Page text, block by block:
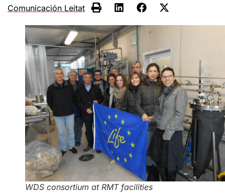
Comunicación Leitat
WDS consortium at RMT facilities